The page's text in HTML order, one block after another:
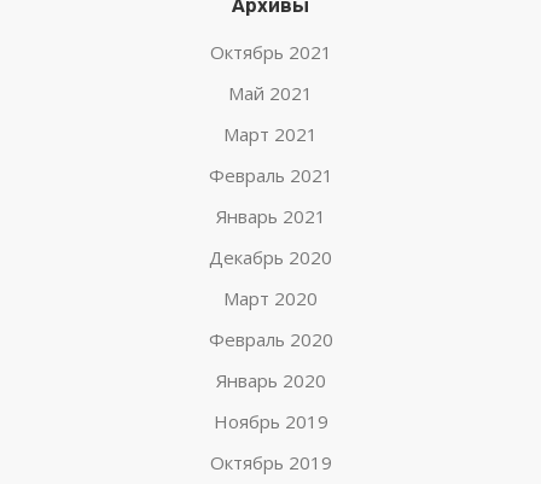
Октябрь 2021
Май 2021
Март 2021
Февраль 2021
Январь 2021
Декабрь 2020
Март 2020
Февраль 2020
Январь 2020
Ноябрь 2019
Октябрь 2019